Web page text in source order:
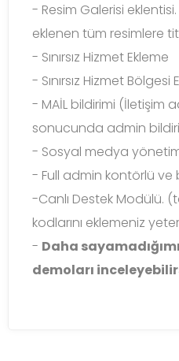
- Resim Galerisi
eklenen tüm resimlere
- Sınırsız Hizmet Ekleme
- Sınırsız Hizmet Bölgesi
- MAİL bildirimi (İletişim
sonucunda admin
- Sosyal medya
- Full admin kontörlü ve
-Canlı Destek Modülü.
kodlarını eklemeniz
- Daha
demoları